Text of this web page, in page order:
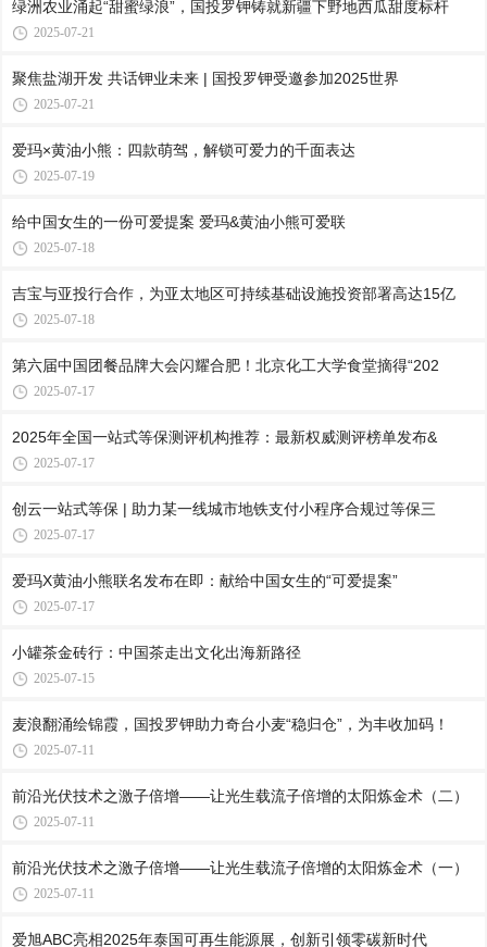
绿洲农业涌起“甜蜜绿浪”，国投罗钾铸就新疆下野地西瓜甜度标杆
2025-07-21
聚焦盐湖开发 共话钾业未来 | 国投罗钾受邀参加2025世界
2025-07-21
爱玛×黄油小熊：四款萌驾，解锁可爱力的千面表达
2025-07-19
给中国女生的一份可爱提案 爱玛&黄油⼩熊可爱联
2025-07-18
吉宝与亚投行合作，为亚太地区可持续基础设施投资部署高达15亿
2025-07-18
第六届中国团餐品牌大会闪耀合肥！北京化工大学食堂摘得“202
2025-07-17
2025年全国一站式等保测评机构推荐：最新权威测评榜单发布&
2025-07-17
创云一站式等保 | 助力某一线城市地铁支付小程序合规过等保三
2025-07-17
爱玛X黄油小熊联名发布在即：献给中国女生的“可爱提案”
2025-07-17
小罐茶金砖行：中国茶走出文化出海新路径
2025-07-15
麦浪翻涌绘锦霞，国投罗钾助力奇台小麦“稳归仓”，为丰收加码！
2025-07-11
前沿光伏技术之激子倍增——让光生载流子倍增的太阳炼金术（二）
2025-07-11
前沿光伏技术之激子倍增——让光生载流子倍增的太阳炼金术（一）
2025-07-11
爱旭ABC亮相2025年泰国可再生能源展，创新引领零碳新时代